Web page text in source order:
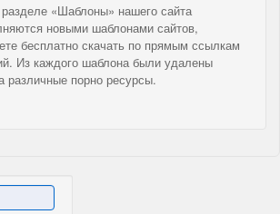
разделе «Шаблоны» нашего сайта
новыми шаблонами сайтов,
бесплатно скачать по прямым ссылкам
Из каждого шаблона были удалены
различные порно ресурсы.